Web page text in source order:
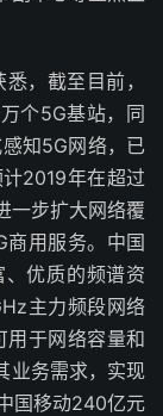
，截至目前，
个5G基站，同
知5G网络，已
2019年在超过
一步扩大网络覆
用服务。中国
优质的频谱资
主力频段网络
用于网络容量和
业务需求，实现
国移动240亿元